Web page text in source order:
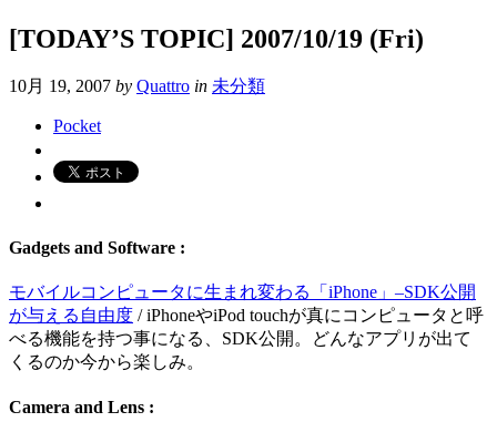
[TODAY’S TOPIC] 2007/10/19 (Fri)
10月 19, 2007 by Quattro in 未分類
Pocket
Gadgets and Software :
モバイルコンピュータに生まれ変わる「iPhone」–SDK公開
が与える自由度 / iPhoneやiPod touchが真にコンピュータと呼
べる機能を持つ事になる、SDK公開。どんなアプリが出て
くるのか今から楽しみ。
Camera and Lens :